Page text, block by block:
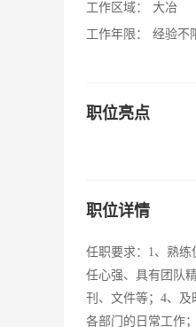
工作区域：
大冶
工作年限：
经验不
职位亮点
职位详情
任职要求：1、熟
任心强、具有团队
刊、文件等；4、
各部门的日常工作